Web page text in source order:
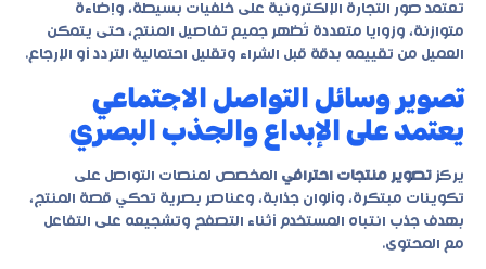
تعتمد صور التجارة الإلكترونية على خلفيات بسيطة، وإضاءة
متوازنة، وزوايا متعددة تُظهر جميع تفاصيل المنتج، حتى يتمكن
العميل من تقييمه بدقة قبل الشراء وتقليل احتمالية التردد أو الإرجاع.
تصوير وسائل التواصل الاجتماعي
يعتمد على الإبداع والجذب البصري
يركز تصوير منتجات احترافي المخصص لمنصات التواصل على
تكوينات مبتكرة، وألوان جذابة، وعناصر بصرية تحكي قصة المنتج،
بهدف جذب انتباه المستخدم أثناء التصفح وتشجيعه على التفاعل
مع المحتوى.